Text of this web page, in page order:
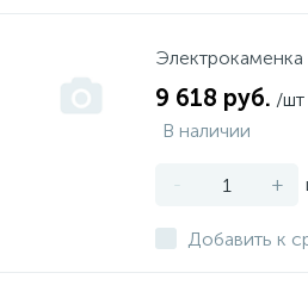
9 618 руб. /шт
В наличии
- +
Добавить к